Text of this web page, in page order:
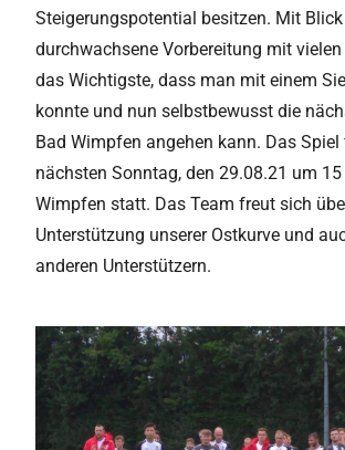
Steigerungspotential besitzen. Mit
durchwachsene Vorbereitung mit
das Wichtigste, dass man mit einem
konnte und nun selbstbewusst die
Bad Wimpfen angehen kann. Das
nächsten Sonntag, den 29.08.21 um 15
Wimpfen statt. Das Team freut sich
Unterstützung unserer Ostkurve und
anderen Unterstützern.